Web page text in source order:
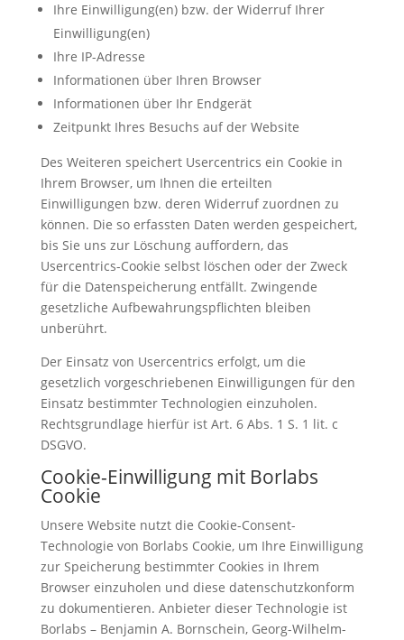
Ihre Einwilligung(en) bzw. der Widerruf Ihrer
Einwilligung(en)
Ihre IP-Adresse
Informationen über Ihren Browser
Informationen über Ihr Endgerät
Zeitpunkt Ihres Besuchs auf der Website
Des Weiteren speichert Usercentrics ein Cookie in
Ihrem Browser, um Ihnen die erteilten
Einwilligungen bzw. deren Widerruf zuordnen zu
können. Die so erfassten Daten werden gespeichert,
bis Sie uns zur Löschung auffordern, das
Usercentrics-Cookie selbst löschen oder der Zweck
für die Datenspeicherung entfällt. Zwingende
gesetzliche Aufbewahrungspflichten bleiben
unberührt.
Der Einsatz von Usercentrics erfolgt, um die
gesetzlich vorgeschriebenen Einwilligungen für den
Einsatz bestimmter Technologien einzuholen.
Rechtsgrundlage hierfür ist Art. 6 Abs. 1 S. 1 lit. c
DSGVO.
Cookie-Einwilligung mit Borlabs
Cookie
Unsere Website nutzt die Cookie-Consent-
Technologie von Borlabs Cookie, um Ihre Einwilligung
zur Speicherung bestimmter Cookies in Ihrem
Browser einzuholen und diese datenschutzkonform
zu dokumentieren. Anbieter dieser Technologie ist
Borlabs – Benjamin A. Bornschein, Georg-Wilhelm-